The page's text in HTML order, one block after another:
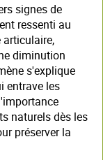
signes de
ressenti au
diminution
s'explique
entrave les
naturels dès les
préserver la